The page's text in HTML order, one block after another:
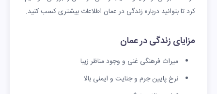
ر
لا
امارات
متحده
عربی
۹.
۴
۹۵
۹.
۵
۹
۷
د
کرد تا بتوانید درباره زندگی در عمان اطلاعات بیشتری کسب کنید.
مزایای زندگی در عمان
میراث فرهنگی غنی و وجود مناظر زیبا
نرخ پایین جرم و جنایت و ایمنی بالا